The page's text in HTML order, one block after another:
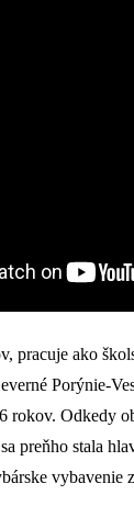
pracuje ako
Porýnie-
rokov. Odkedy
preňho stala
vybavenie